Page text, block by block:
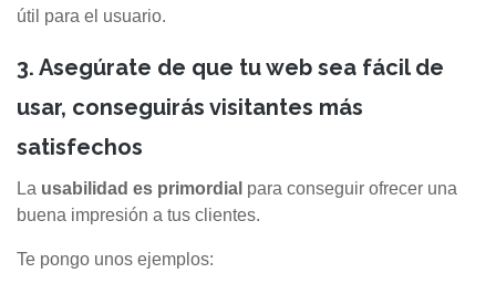
útil para el usuario.
3. Asegúrate de que tu web sea fácil de
usar, conseguirás visitantes más
satisfechos
La usabilidad es primordial para conseguir ofrecer una
buena impresión a tus clientes.
Te pongo unos ejemplos: